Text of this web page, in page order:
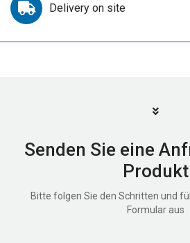
Delivery on site
Senden Sie eine
Produkt
Bitte folgen Sie den Schritten und
Formular aus